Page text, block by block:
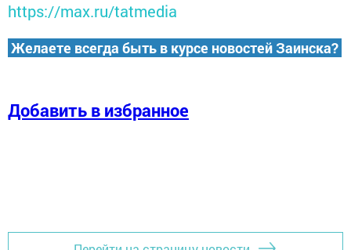
https://max.ru/tatmedia
Желаете всегда быть в курсе новостей Заинска?
Добавить в избранное